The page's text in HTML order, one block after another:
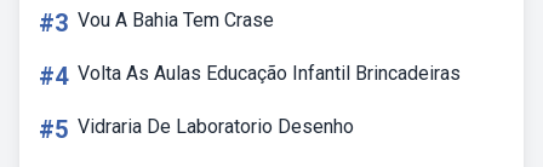
#3 Vou A Bahia Tem Crase
#4 Volta As Aulas Educação Infantil Brincadeiras
#5 Vidraria De Laboratorio Desenho